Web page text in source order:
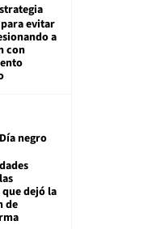
evitar
a
con
negro
dejó la
de